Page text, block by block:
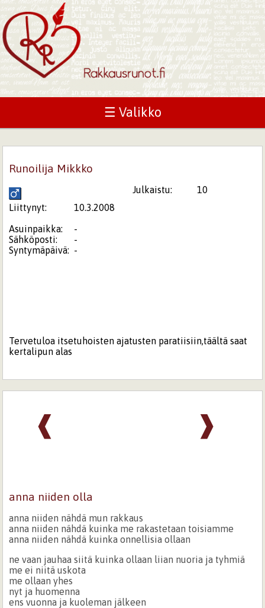
☰ Valikko
Runoilija Mikkko
Julkaistu:
10
Liittynyt:
10.3.2008
Asuinpaikka:
-
Sähköposti:
-
Syntymäpäivä: -
Tervetuloa itsetuhoisten ajatusten paratiisiin,täältä saat
kertalipun alas
❱
❰
anna niiden olla
anna niiden nähdä mun rakkaus
anna niiden nähdä kuinka me rakastetaan toisiamme
anna niiden nähdä kuinka onnellisia ollaan
ne vaan jauhaa siitä kuinka ollaan liian nuoria ja tyhmiä
me ei niitä uskota
me ollaan yhes
nyt ja huomenna
ens vuonna ja kuoleman jälkeen